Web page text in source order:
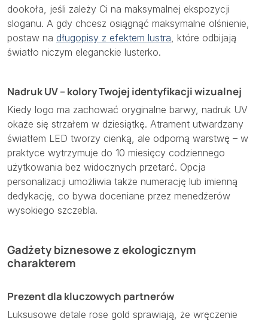
dookoła, jeśli zależy Ci na maksymalnej ekspozycji
sloganu. A gdy chcesz osiągnąć maksymalne olśnienie,
postaw na długopisy z efektem lustra, które odbijają
światło niczym eleganckie lusterko.
Nadruk UV – kolory Twojej identyfikacji wizualnej
Kiedy logo ma zachować oryginalne barwy, nadruk UV
okaże się strzałem w dziesiątkę. Atrament utwardzany
światłem LED tworzy cienką, ale odporną warstwę – w
praktyce wytrzymuje do 10 miesięcy codziennego
użytkowania bez widocznych przetarć. Opcja
personalizacji umożliwia także numerację lub imienną
dedykację, co bywa doceniane przez menedżerów
wysokiego szczebla.
Gadżety biznesowe z ekologicznym
charakterem
Prezent dla kluczowych partnerów
Luksusowe detale rose gold sprawiają, że wręczenie